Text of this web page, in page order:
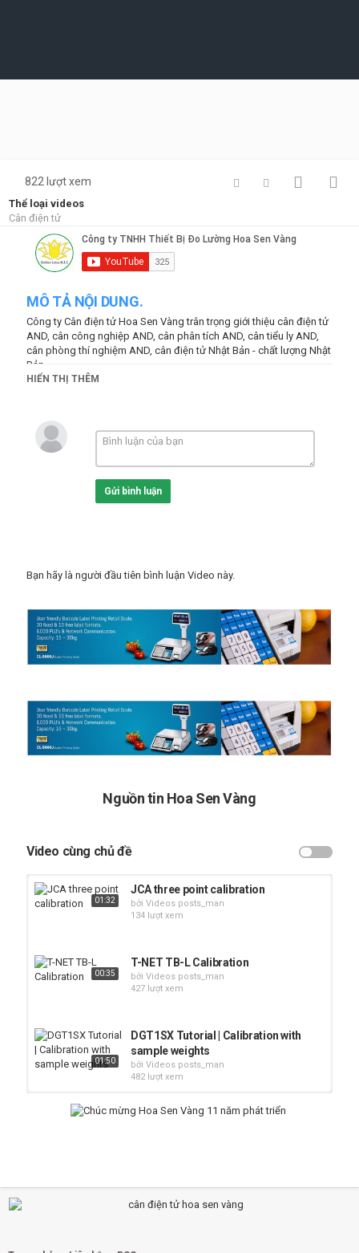
822 lượt xem
Thể loại videos
Cân điện tử
MÔ TẢ NỘI DUNG.
Công ty Cân điện tử Hoa Sen Vàng trân trọng giới thiệu cân điện tử
AND, cân công nghiệp AND, cân phân tích AND, cân tiểu ly AND,
cân phòng thí nghiệm AND, cân điện tử Nhật Bản - chất lượng Nhật
Bản
#candientu #hoasenvang #candientuand #canphantich #cantieuly
#cankythuat
A&D Pipette Calibrator Calibration
HIỂN THỊ THÊM
Gửi bình luận
Bạn hãy là người đầu tiên bình luận Video này.
Nguồn tin Hoa Sen Vàng
Video cùng chủ đề
01:32
JCA three point calibration
bởi Videos posts_man
134 lượt xem
00:35
T-NET TB-L Calibration
bởi Videos posts_man
427 lượt xem
01:50
DGT1SX Tutorial | Calibration with
sample weights
bởi Videos posts_man
482 lượt xem
Cân điện tử Ohaus - T32M Indicator
236 lượt xem